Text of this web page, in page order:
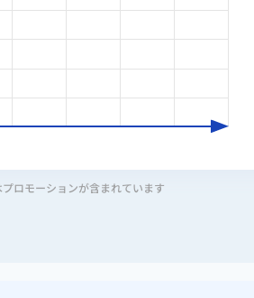
ロモーションが含まれています